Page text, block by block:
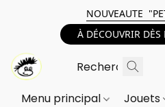
NOUVEAUTE
À DÉCOUVRIR
Menu principal Jouets